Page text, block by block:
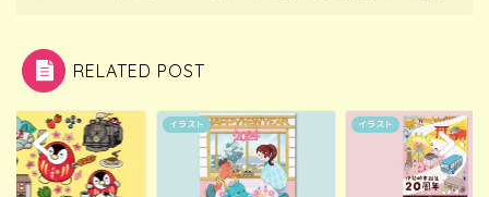
RELATED POST
イラスト イラスト